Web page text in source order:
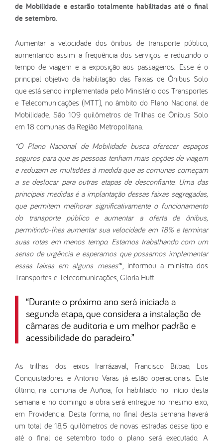
de Mobilidade e estarão totalmente habilitadas até o final
de setembro.
Aumentar a velocidade dos ônibus de transporte público,
aumentando assim a frequência dos serviços e reduzindo o
tempo de viagem e a exposição aos passageiros. Esse é o
principal objetivo da habilitação das Faixas de Ônibus Solo
que está sendo implementada pelo Ministério dos Transportes
e Telecomunicações (MTT), no âmbito do Plano Nacional de
Mobilidade. São 109 quilômetros de Trilhas de Ônibus Solo
em 18 comunas da Região Metropolitana.
“O Plano Nacional de Mobilidade busca oferecer espaços
seguros para que as pessoas tenham mais opções de viagem
e reduzam as multidões à medida que as comunas começam
a se deslocar para outras etapas de desconfiante. Uma das
principais medidas é a implantação dessas faixas segregadas,
que permitem melhorar significativamente o funcionamento
do transporte público e aumentar a oferta de ônibus,
permitindo-lhes aumentar sua velocidade em 18% e terminar
suas rotas em menos tempo. Estamos trabalhando com um
senso de urgência e esperamos que possamos implementar
essas faixas em alguns meses”“, informou a ministra dos
Transportes e Telecomunicações, Gloria Hutt.
“Durante o próximo ano será iniciada a
segunda etapa, que considera a instalação de
câmaras de auditoria e um melhor padrão e
acessibilidade do paradeiro.”
As trilhas dos eixos Irarrázaval, Francisco Bilbao, Los
Conquistadores e Antonio Varas já estão operacionais. Este
último, na comuna de Auñoa, foi habilitado no início desta
semana e no domingo a obra será entregue no mesmo eixo,
em Providencia. Desta forma, no final desta semana haverá
um total de 18,5 quilômetros de novas estradas desse tipo e
até o final de setembro todo o plano será executado. A